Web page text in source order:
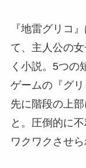
『地雷グリコ
て、主人公の
く小説。5つの
ゲームの『グリ
先に階段の上
と。圧倒的に
ワクワクさせら